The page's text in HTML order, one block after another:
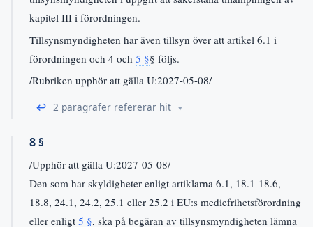
kapitel III i förordningen.
Tillsynsmyndigheten har även tillsyn över att artikel 6.1 i
förordningen och 4 och 5 §§ följs.
/Rubriken upphör att gälla U:2027-05-08/
↩ 2 paragrafer refererar hit
8 §
/Upphör att gälla U:2027-05-08/
Den som har skyldigheter enligt artiklarna 6.1, 18.1-18.6,
18.8, 24.1, 24.2, 25.1 eller 25.2 i EU:s mediefrihetsförordning
eller enligt 5 §, ska på begäran av tillsynsmyndigheten lämna